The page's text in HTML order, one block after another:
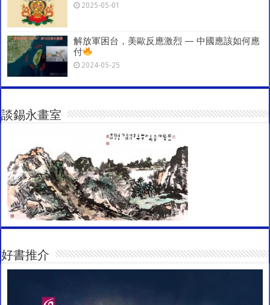
2025-05-01
解放軍困台，美歐反應激烈 — 中國應該如何應
付
2024-05-25
談錫永畫室
好書推介